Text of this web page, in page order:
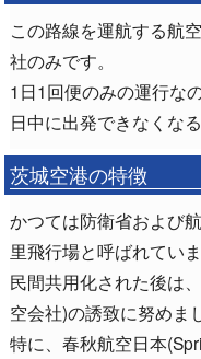
この路線を運航する航
社のみです。
1日1回便のみの運行な
日中に出発できなくな
茨城空港の特徴
かつては防衛省および
里飛行場と呼ばれていま
民間共用化された後は
空会社)の誘致に努めま
特に、春秋航空日本